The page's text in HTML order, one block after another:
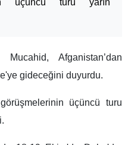
üçüncü turu yarın
Afganistan’dan
gideceğini duyurdu.
üçüncü turu